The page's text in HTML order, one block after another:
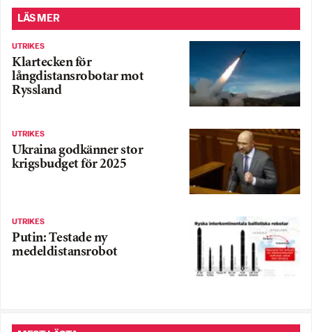
LÄS MER
UTRIKES
Klartecken för
långdistansrobotar mot
Ryssland
UTRIKES
Ukraina godkänner stor
krigsbudget för 2025
UTRIKES
Putin: Testade ny
medeldistansrobot